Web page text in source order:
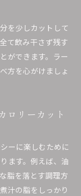
を少しカットして
て飲み干さず残す
ができます。ラー
方を心がけましょ
ロリーカット
ーに楽しむために
ます。例えば、油
脂を落とす調理方
汁の脂をしっかり